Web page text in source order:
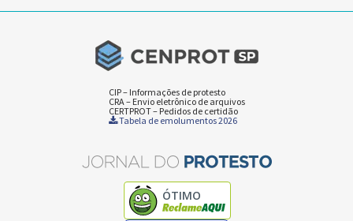
CIP – Informações de protesto
CRA – Envio eletrônico de arquivos
CERTPROT – Pedidos de certidão
Tabela de emolumentos 2026
ÓTIMO